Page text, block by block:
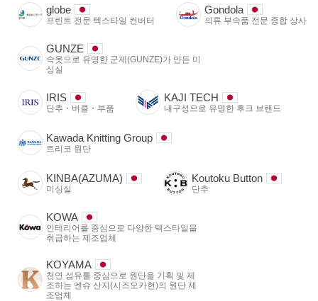
globe
프린트 전문 텍스타일 컨버터
Gondola
의류 부속품 전문 종합 상사
GUNZE
속옷으로 유명한 군제(GUNZE)가 만든 미
싱실
IRIS
단추・버클・부품
KAJI TECH
내구성으로 유명한 후크 브랜드
Kawada Knitting Group
트리코 원단
KINBA(AZUMA)
미싱실
Koutoku Button
단추
KOWA
인테리어를 중심으로 다양한 텍스타일을
취급하는 제조업체
KOYAMA
천연 섬유를 중심으로 원단을 기획 및 제
조하는 엔슈 산지(시즈오카현)의 원단 제
조업체